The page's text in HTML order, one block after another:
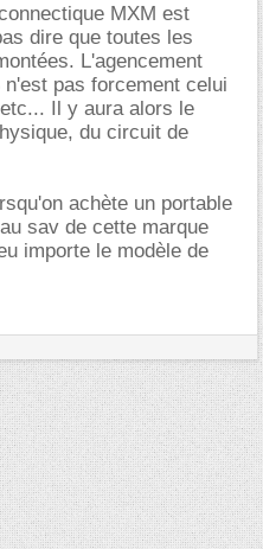
MXM est
dire que toutes les
L'agencement
pas forcement celui
Il y aura alors le
du circuit de
achète un portable
sav de cette marque
importe le modèle de